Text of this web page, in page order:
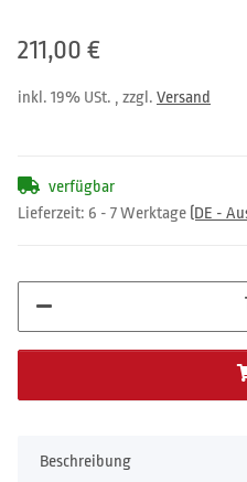
211,00 €
inkl. 19% USt. , zzgl. Versand
verfügbar
Lieferzeit: 6 - 7 Werktage (DE -
Beschreibung